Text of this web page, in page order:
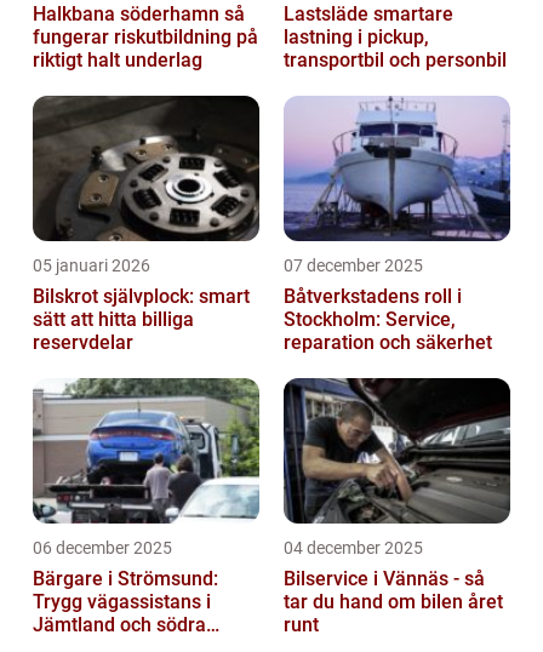
Halkbana söderhamn så
fungerar riskutbildning på
riktigt halt underlag
Lastsläde smartare
lastning i pickup,
transportbil och personbil
05 januari 2026
Bilskrot självplock: smart
sätt att hitta billiga
reservdelar
07 december 2025
Båtverkstadens roll i
Stockholm: Service,
reparation och säkerhet
06 december 2025
Bärgare i Strömsund:
Trygg vägassistans i
Jämtland och södra
04 december 2025
Bilservice i Vännäs - så
tar du hand om bilen året
runt